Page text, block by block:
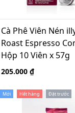
Cà Phê Viên Nén
Roast Espresso
Hộp 10 Viên x 57g
205.000 ₫
Mới Hết hàng Đặt trước